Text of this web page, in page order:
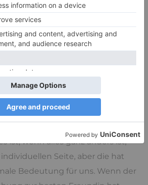
oder Meteore ist nicht
sie den dann kämen, aber
zweier Blasen, die dachten, sie
ist das nicht der Rede
ist unser Alltag uns emotional
eben so kennen.
da, wenn Menschen, denen
ist, wenn alles ganz anders ist,
Seite, aber die hat
Bedeutung für uns. Wenn der